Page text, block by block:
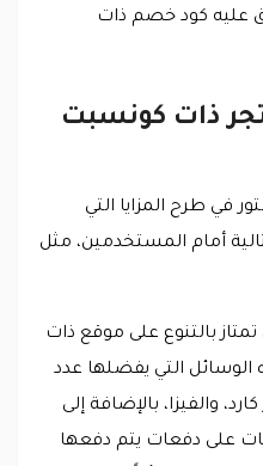
عليه كود خصم ذات
ذات كونسبت
في طرح المزايا التي
أمام المستخدمين، مثل
بالتنوع على موقع ذات
التي يفضلها عدد
والفيزا، بالإضافة إلى
على دفعات يتم دفعها